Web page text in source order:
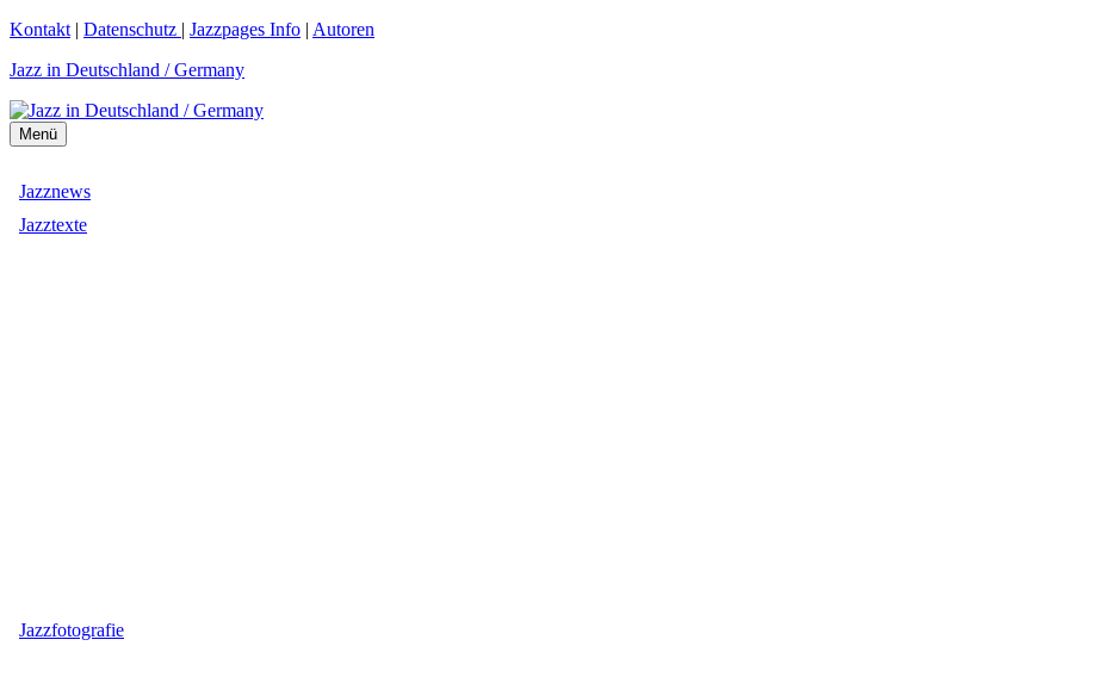
Zum
springen
Kontakt | Datenschutz | Jazzpages Info | Autoren
Jazz in Deutschland / Germany
Menü
Jazznews
Jazztexte
Jazzfotografie